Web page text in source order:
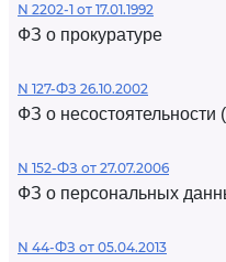
N 2202-1 от 17.01.1992
ФЗ о прокуратуре
N 127-ФЗ 26.10.2002
ФЗ о несостоятельности
N 152-ФЗ от 27.07.2006
ФЗ о персональных
N 44-ФЗ от 05.04.2013